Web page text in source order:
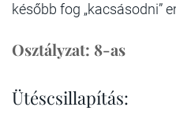
később fog „kacsásodni”
Osztályzat: 8-as
Ütéscsillapítás: